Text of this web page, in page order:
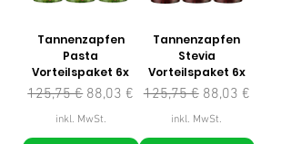
Tannenzapfen
Pasta
Vorteilspaket 6x
Standardpreis
125,75 € Sale-Preis
88,03 €
inkl. MwSt.
Tannenzapfen
Stevia
Vorteilspaket 6x
Standardpreis
125,75 € Sale-Preis
88,03 €
inkl. MwSt.